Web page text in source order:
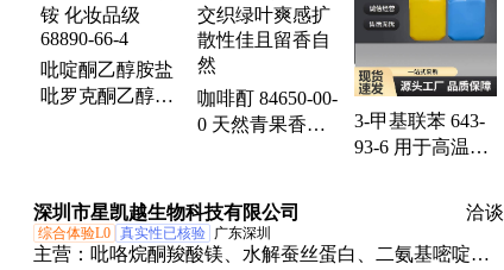
吡啶酮乙醇胺盐
吡罗克酮乙醇铵
咖啡酊 84650-00-
0 天然青果香交
3-甲基联苯 643-
93-6 用于高温热
深圳市星凯越生物科技有限公司 洽谈
综合体验L0 真实性已核验 广东深圳
主营： 吡咯烷酮羧酸镁、水解蚕丝蛋白、二氨基嘧啶氧